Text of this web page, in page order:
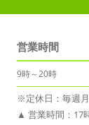
営業時間
9時～20時
※定休日：毎週
▲ 営業時間：17